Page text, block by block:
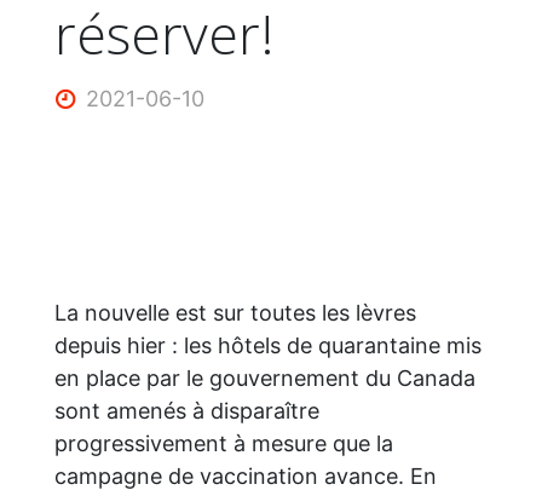
réserver!
2021-06-10
La nouvelle est sur toutes les lèvres
depuis hier : les hôtels de quarantaine mis
en place par le gouvernement du Canada
sont amenés à disparaître
progressivement à mesure que la
campagne de vaccination avance. En